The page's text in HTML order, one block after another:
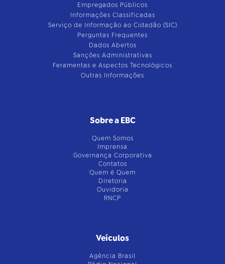
Empregados Públicos
Informações Classificadas
Serviço de Informação ao Cidadão (SIC)
Perguntas Frequentes
Dados Abertos
Sanções Administrativas
Feramentas e Aspectos Tecnológicos
Outras Informações
Sobre a EBC
Quem Somos
Imprensa
Governança Corporativa
Contatos
Quem é Quem
Diretoria
Ouvidoria
RNCP
Veículos
Agência Brasil